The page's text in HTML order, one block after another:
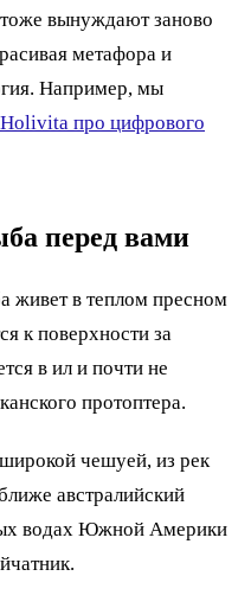
вынуждают заново
метафора и
Например, мы
Holivita про цифрового
перед вами
живет в теплом пресном
к поверхности за
в ил и почти не
протоптера.
чешуей, из рек
австралийский
водах Южной Америки